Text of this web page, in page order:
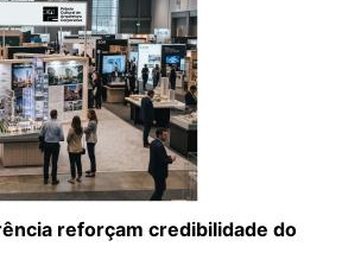
reforçam credibilidade do